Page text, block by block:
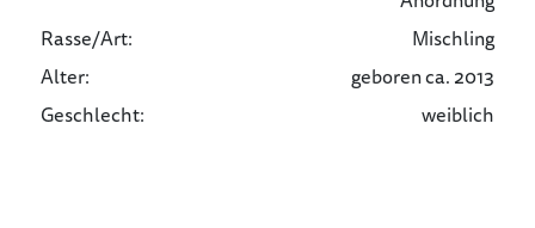
Rasse/Art:
Mischling
Alter:
geboren ca. 2013
Geschlecht:
weiblich